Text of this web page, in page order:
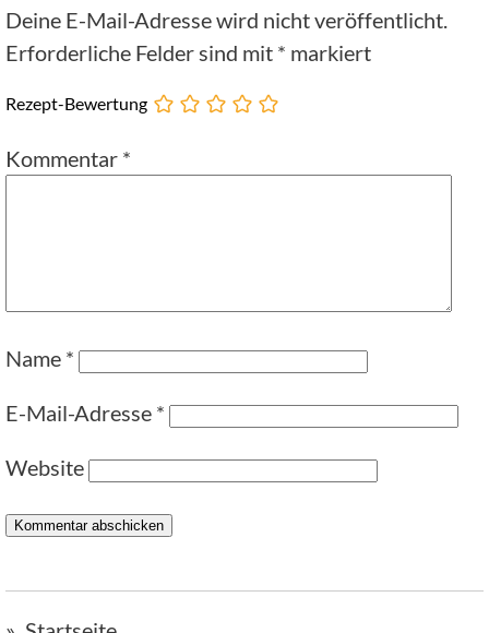
Deine E-Mail-Adresse wird nicht veröffentlicht.
Erforderliche Felder sind mit * markiert
Rezept-Bewertung
Kommentar *
Name *
E-Mail-Adresse *
Website